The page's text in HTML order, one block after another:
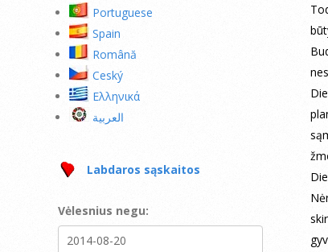
Portuguese
Spain
Română
Ceský
Ελληνικά
العربية
Labdaros sąskaitos
Vėlesnius negu: